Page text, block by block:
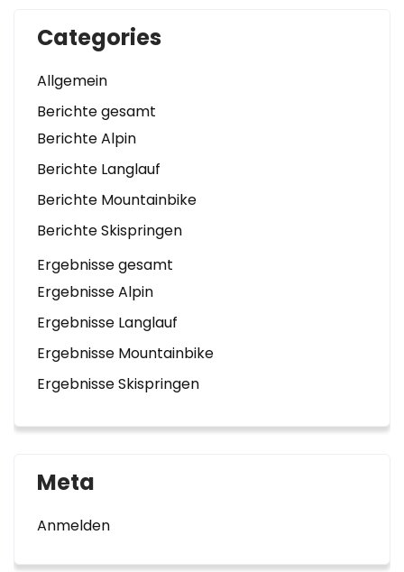
Categories
Allgemein
Berichte gesamt
Berichte Alpin
Berichte Langlauf
Berichte Mountainbike
Berichte Skispringen
Ergebnisse gesamt
Ergebnisse Alpin
Ergebnisse Langlauf
Ergebnisse Mountainbike
Ergebnisse Skispringen
Meta
Anmelden